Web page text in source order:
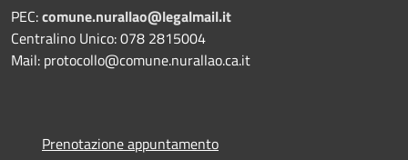
PEC:comune.nurallao@legalmail.it
Centralino Unico: 078 2815004
Mail: protocollo@comune.nurallao.ca.it
Prenotazione appuntamento